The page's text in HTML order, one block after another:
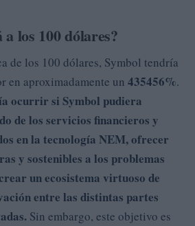
los 100 dólares?
de los 100 dólares, Symbol tendría
en aproximadamente un 435456%.
ocurrir si Symbol pudiera
de losservicios financieros y
en latecnología NEM,ofrecer
y sostenibles a los problemas
unecosistema virtuoso de
entre las distintas partes
Sin embargo, este objetivo es